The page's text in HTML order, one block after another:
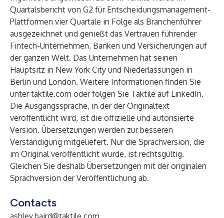
Quartalsbericht von G2 für Entscheidungsmanagement-
Plattformen vier Quartale in Folge als Branchenführer
ausgezeichnet und genießt das Vertrauen führender
Fintech-Unternehmen, Banken und Versicherungen auf
der ganzen Welt. Das Unternehmen hat seinen
Hauptsitz in New York City und Niederlassungen in
Berlin und London. Weitere Informationen finden Sie
untertaktile.com oderfolgen Sie Taktile auf LinkedIn.
Die Ausgangssprache, in der der Originaltext
veröffentlicht wird, ist die offizielle und autorisierte
Version. Übersetzungen werden zur besseren
Verständigung mitgeliefert. Nur die Sprachversion, die
im Original veröffentlicht wurde, ist rechtsgültig.
Gleichen Sie deshalb Übersetzungen mit der originalen
Sprachversion der Veröffentlichung ab.
Contacts
ashley.baird@taktile.com